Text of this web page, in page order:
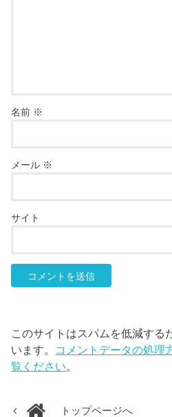
名前 ※
メール ※
サイト
このサイトはスパムを低減する
います。 コメントデータの処理
覧ください。
トップページへ